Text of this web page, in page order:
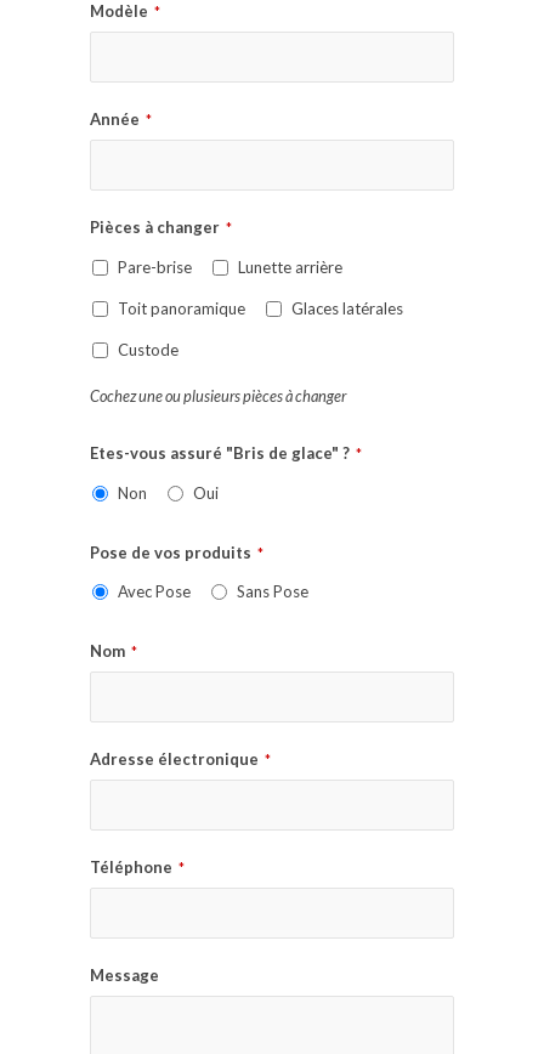
Modèle *
Année *
Pièces à changer *
Pare-brise Lunette arrière
Toit panoramique Glaces latérales
Custode
Cochez une ou plusieurs pièces à changer
Etes-vous assuré "Bris de glace" ? *
Non Oui
Pose de vos produits *
Avec Pose Sans Pose
Nom *
Adresse électronique *
Téléphone *
Message